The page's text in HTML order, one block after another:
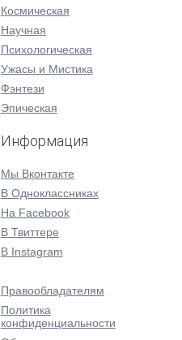
Космическая
Научная
Психологическая
Ужасы и Мистика
Фэнтези
Эпическая
Информация
Мы Вконтакте
В Одноклассниках
На Facebook
В Твиттере
В Instagram
Правообладателям
Политика
конфиденциальности